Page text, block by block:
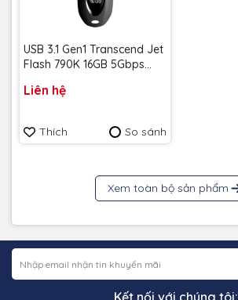
USB 3.1 Gen1 Transcend Jet
Flash 790K 16GB 5Gbps
năm
Liên hệ
Thích So sánh
Xem toàn bộ sản phẩm